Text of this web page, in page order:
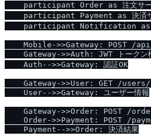
participant Order as 注文サ
participant Payment as 決済
participant Notification as
Mobile->>Gateway: POST /
Gateway->>Auth: JWT トークン
    Auth-->>Gateway: 認証OK
Gateway->>User: GET /
    User-->>Gateway: ユーザー情報
Gateway->>Order: POST /
Order->>Payment: POST /
    Payment-->>Order: 決済結果